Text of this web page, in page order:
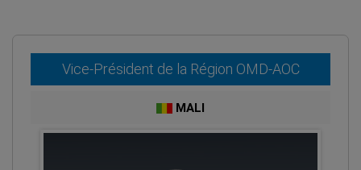
Vice-Président de la Région OMD-AOC
MALI